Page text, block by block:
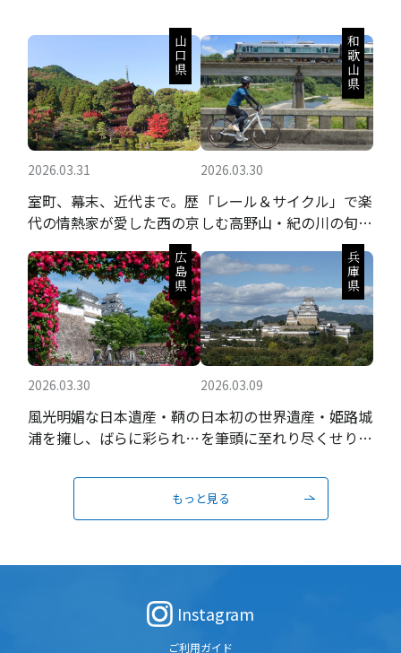
2026.03.31
山口県
室町、幕末、近代まで。歴
代の情熱家が愛した西の京
2026.03.30
和歌山県
「レール＆サイクル」で楽
しむ高野山・紀の川の旬の
2026.03.30
広島県
風光明媚な日本遺産・鞆の
浦を擁し、ばらに彩られる
2026.03.09
兵庫県
日本初の世界遺産・姫路城
を筆頭に至れり尽くせりの
もっと見る
Instagram
ご利用ガイド